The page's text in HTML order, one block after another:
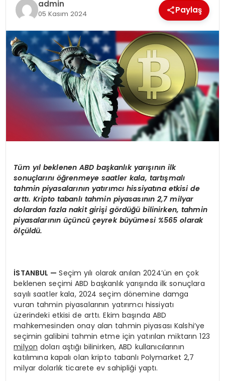
admin
05 Kasım 2024 Paylaş
Tüm yıl beklenen ABD başkanlık yarışının ilk
sonuçlarını öğrenmeye saatler kala, tartışmalı
tahmin piyasalarının yatırımcı hissiyatına etkisi de
arttı. Kripto tabanlı tahmin piyasasının 2,7 milyar
dolardan fazla nakit girişi gördüğü bilinirken, tahmin
piyasalarının üçüncü çeyrek büyümesi %565 olarak
ölçüldü.
İSTANBUL —Seçim yılı olarak anılan 2024’ün en çok
beklenen seçimi ABD başkanlık yarışında ilk sonuçlara
sayılı saatler kala, 2024 seçim dönemine damga
vuran tahmin piyasalarının yatırımcı hissiyatı
üzerindeki etkisi de arttı. Ekim başında ABD
mahkemesinden onay alan tahmin piyasası Kalshi’ye
seçimin galibini tahmin etme için yatırılan miktarın 123
milyon doları aştığı bilinirken, ABD kullanıcılarının
katılımına kapalı olan kripto tabanlı Polymarket 2,7
milyar dolarlık ticarete ev sahipliği yaptı.